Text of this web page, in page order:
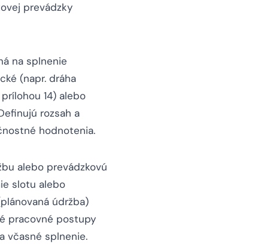
prevádzky
na splnenie
(napr. dráha
14) alebo
rozsah a
hodnotenia.
alebo prevádzkovú
slotu alebo
údržba)
pracovné postupy
včasné splnenie.